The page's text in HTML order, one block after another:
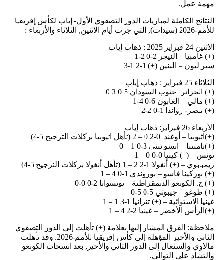
مهمة عمل.
النتائج الكاملة لمباريات الدور التصفوي الأول- إياب لكأس إفريقيا
للأمم-2026 (سيدات), التي جرت أيام الاثنين, الثلاثاء والأربعاء :
الاثنين 24 فبراير 2025 : ذهاب إياب
(+) غامبيا – النيجر 2-0 2-1
سيراليون – البنين (+) 1-2 1-3
الثلاثاء 25 فبراير : ذهاب إياب
(+) الجزائر- جنوب السودان 5-0 3-0
(+) مالي – الغابون 6-0 4-1
(+) مصر- رواندا 1-0 2-2
الأربعاء 26 فبراير: ذهاب إياب
(+)اثيوبيا – أوغندا 0-2 0 – 2 (تأهل اثيوبيا بركلات الترجيح 5-4)
(+)ناميبيا – ايسواتيني 3-0 1 – 0
تونس – (+) كينيا 0-0 0 – 1
زيمبابوي – (+) أنغولا 1-2 2 – 1 (تأهل أنغولا بركلات الترجيح 5-4)
(+) بوركينا فاسو – بوروندي 1-0 4 – 1
(+) ج. الكونغو الديمقراطية – بوتسوانا 2-0 0-0
(+) طوغو – جيبوتي 5-0 5-0
غينيا الاستوائية – (+) تنزانيا 1-3 1 – 1
(+)الرأس الأخضر – غينيا 2-2 4 – 1
ملاحظة: الفرق المشار إليها بعلامة (+) تأهلت إلى الدور التصفوي
الثاني والأخير المؤهلة إلى كأس إفريقيا للأمم-2026. وقد تأهلت
مالاوي والسنغال إلى الدور الثاني والأخير, بعد انسحاب الكونغو
والتشاد على التوالي.